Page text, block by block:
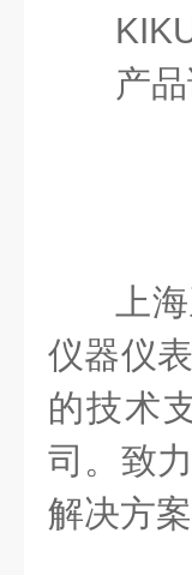
产品
上
仪器仪
的技术
司。致
解决方